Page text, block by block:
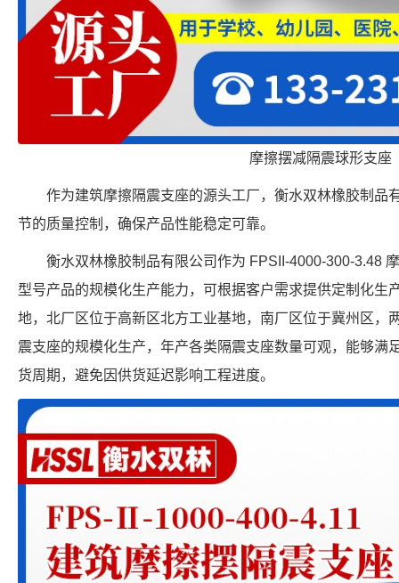
摩擦摆减隔震球形支座
作为建筑摩擦隔震支座的源头工厂，衡水双林橡胶制品
节的质量控制，确保产品性能稳定可靠。
衡水双林橡胶制品有限公司作为 FPSII-4000-300-3.48
型号产品的规模化生产能力，可根据客户需求提供定制化生
地，北厂区位于高新区北方工业基地，南厂区位于冀州区，
震支座的规模化生产，年产各类隔震支座数量可观，能够满
货周期，避免因供货延迟影响工程进度。